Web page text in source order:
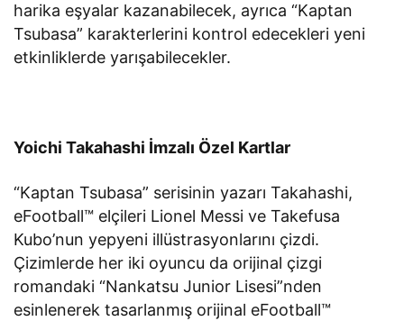
harika eşyalar kazanabilecek, ayrıca “Kaptan
Tsubasa” karakterlerini kontrol edecekleri yeni
etkinliklerde yarışabilecekler.
Yoichi Takahashi İmzalı Özel Kartlar
“Kaptan Tsubasa” serisinin yazarı Takahashi,
eFootball™ elçileri Lionel Messi ve Takefusa
Kubo’nun yepyeni illüstrasyonlarını çizdi.
Çizimlerde her iki oyuncu da orijinal çizgi
romandaki “Nankatsu Junior Lisesi”nden
esinlenerek tasarlanmış orijinal eFootball™